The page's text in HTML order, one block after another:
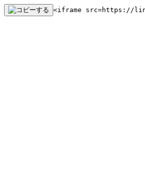
<iframe src=https://